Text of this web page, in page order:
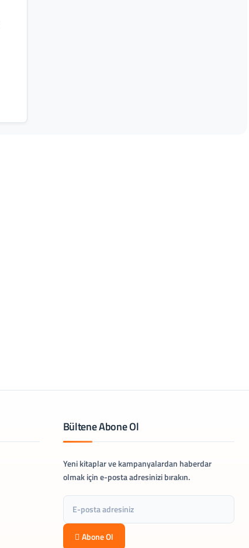
Bültene Abone Ol
Yeni kitaplar ve kampanyalardan haberdar
olmak için e-posta adresinizi bırakın.
Abone Ol